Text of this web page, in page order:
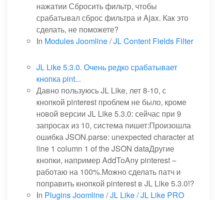
нажатии Сбросить фильтр, чтобы
срабатывал сброс фильтра и Ajax. Как это
сделать, не поможете?
In Modules Joomline/JL Content Fields Filter
JL Like 5.3.0. Очень редко срабатывает
кнопка pint...
Давно пользуюсь JL Like, лет 8-10, с
кнопкой pinterest проблем не было, кроме
новой версии JL Like 5.3.0: сейчас при 9
запросах из 10, система пишет:Произошла
ошибка JSON.parse: unexpected character at
line 1 column 1 of the JSON dataДругие
кнопки, например AddToAny pinterest –
работаю на 100%.Можно сделать патч и
поправить кнопкой pinterest в JL Like 5.3.0!?
In Plugins Joomline/JL Like / JL Like PRO